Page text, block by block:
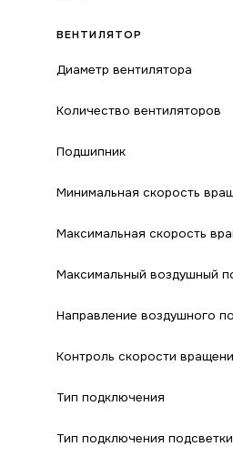
ВЕНТИЛЯТОР
Диаметр вентилятора
Количество вентиляторов
Подшипник
Минимальная скорость
Максимальная скорость
Максимальный воздушный
Направление воздушного
Контроль скорости
Тип подключения
Тип подключения подсветки